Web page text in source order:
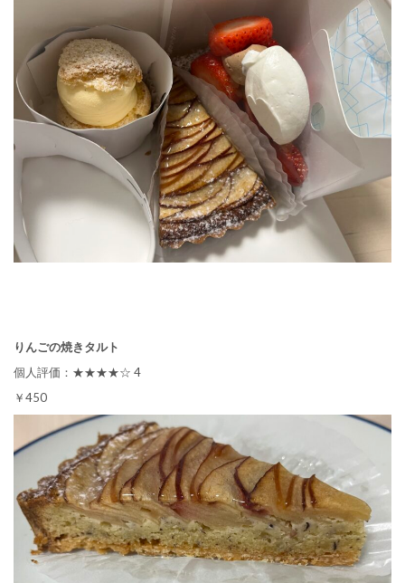
りんごの焼きタルト
個人評価：★★★★☆ 4
￥450